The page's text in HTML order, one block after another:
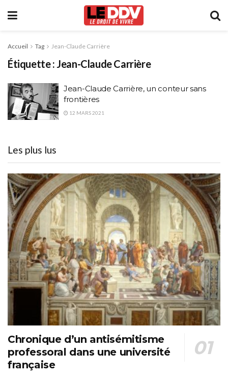
Accueil Tag Jean-Claude Carrière
Étiquette : Jean-Claude Carrière
Jean-Claude Carrière, un conteur sans
frontières
12 MARS 2021
Les plus lus
Chronique d’un antisémitisme
professoral dans une université
française